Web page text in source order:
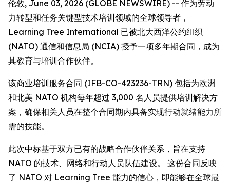
伦敦, June 03, 2026 (GLOBE NEWSWIRE) -- 作为劳动
力转型和任务关键型技术培训领域的全球领导者，
Learning Tree International 已被北大西洋公约组织
(NATO) 通信和信息局 (NCIA) 授予一项多年期合同，成为
其教育与培训合作伙伴。
该商业培训服务合同 (IFB-CO-423236-TRN) 包括为欧洲
和北美 NATO 机构每年超过 3,000 名人员提供培训解决方
案，确保相关人员在整个合同期内具备实现行动就绪能力所
需的技能。
此次中标基于双方已有的战略合作伙伴关系，旨在支持
NATO 的技术、网络和行动人员队伍建设。 这份合同反映
了 NATO 对 Learning Tree 能力的信心，即能够在全球最